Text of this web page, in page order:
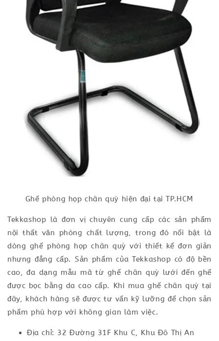
Ghế phòng họp chân quỳ hiện đại tại TP.HCM
Tekkashop là đơn vị chuyên cung cấp các sản phẩm
nội thất văn phòng chất lượng, trong đó nổi bật là
dòng ghế phòng họp chân quỳ với thiết kế đơn giản
nhưng đẳng cấp. Sản phẩm của Tekkashop có độ bền
cao, đa dạng mẫu mã từ ghế chân quỳ lưới đến ghế
được bọc bằng da cao cấp. Khi mua ghế chân quỳ tại
đây, khách hàng sẽ được tư vấn kỹ lưỡng để chọn sản
phẩm phù hợp với không gian làm việc.
Địa chỉ: 32 Đường 31F Khu C, Khu Đô Thị An